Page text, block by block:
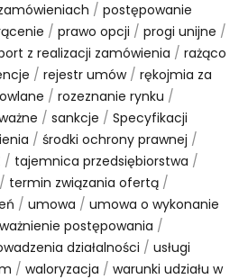
/ postępowanie
/ prawo opcji / progi unijne /
z realizacji zamówienia / rażąco
/ rejestr umów/ rękojmia za
/ rozeznanie rynku /
/ sankcje / Specyfikacji
/ środki ochrony prawnej /
/ tajemnica przedsiębiorstwa /
/ termin związania ofertą /
/ umowa / umowa o wykonanie
postępowania /
działalności / usługi
/ waloryzacja / warunki udziału w